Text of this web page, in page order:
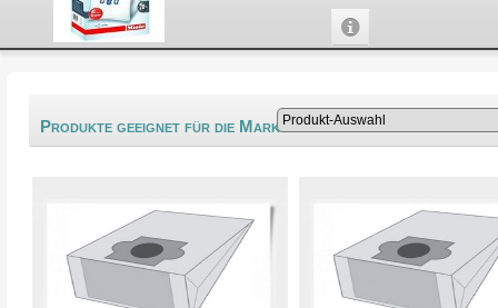
Produkte geeignet für die Marke Alaska®